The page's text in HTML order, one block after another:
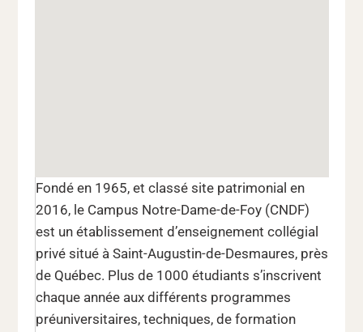
Fondé en 1965, et classé site patrimonial en
2016, le Campus Notre-Dame-de-Foy (CNDF)
est un établissement d’enseignement collégial
privé situé à Saint-Augustin-de-Desmaures, près
de Québec. Plus de 1000 étudiants s’inscrivent
chaque année aux différents programmes
préuniversitaires, techniques, de formation